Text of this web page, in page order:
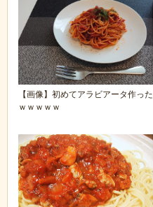
【画像】初めてアラビアータ作った
ｗｗｗｗｗ